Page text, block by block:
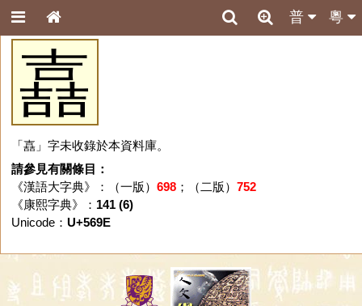
粵
普
嚞
「嚞」字未收錄於本資料庫。
請參見有關條目：
《漢語大字典》：（一版） 698；（二版） 752
《康熙字典》： 141 (6)
Unicode： U+569E